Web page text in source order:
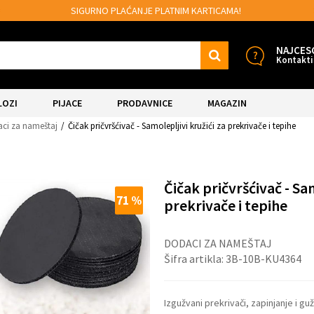
KARTICAMA! MOGUĆNOST BESPLATNE
PIJACE PRODAVNICE MAGAZIN
za nameštaj Čičak pričvršćivač - Samolepljivi kružići za prekrivače i tepihe
71 %
Čičak pričvršćivač -
prekrivače i tepihe
DODACI ZA NAMEŠTAJ
Šifra artikla: 3B-10B-KU4364
Izgužvani prekrivači, zapinjanje i